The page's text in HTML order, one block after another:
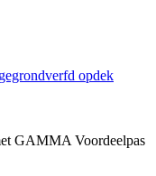
opdek
GAMMA Voordeelpas